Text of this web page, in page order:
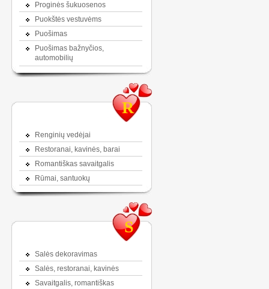
Proginės šukuosenos
Puokštės vestuvėms
Puošimas
Puošimas bažnyčios,
automobilių
R
Renginių vedėjai
Restoranai, kavinės, barai
Romantiškas savaitgalis
Rūmai, santuokų
S
Salės dekoravimas
Salės, restoranai, kavinės
Savaitgalis, romantiškas